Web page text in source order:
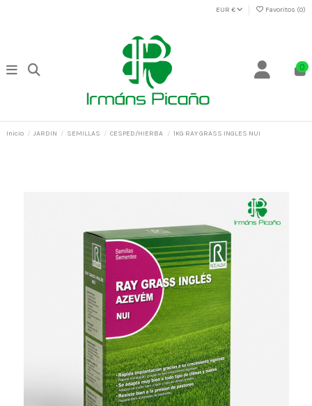
EUR € Favoritos (0)
0
Inicio JARDIN SEMILLAS CESPED/HIERBA 1KG RAY GRASS INGLES NUI